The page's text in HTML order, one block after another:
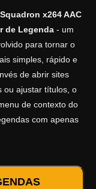
x264 AAC
de Legenda- um
para tornar o
simples, rápido e
de abrir sites
ou ajustar títulos, o
de contexto do
com apenas